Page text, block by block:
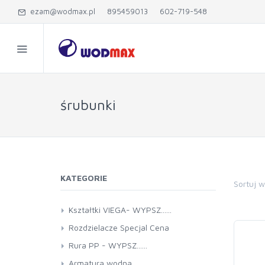
ezam@wodmax.pl 895459013 602-719-548
śrubunki
Sortuj
KATEGORIE
Kształtki VIEGA- WYPSZ......
Rozdzielacze Specjal Cena
Rura PP - WYPSZ......
Armatura wodna